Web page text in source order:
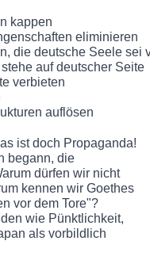
kappen
eliminieren
die deutsche Seele sei
auf deutscher Seite
verbieten
auflösen
ist doch Propaganda!
begann, die
dürfen wir nicht
kennen wir Goethes
vor dem Tore"?
wie Pünktlichkeit,
als vorbildlich